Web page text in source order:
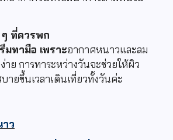
ๆ ที่ควรพก
มทามือ เพราะอากาศหนาวและลม
าย การทาระหว่างวันจะช่วยให้ผิว
ายขึ้นเวลาเดินเที่ยวทั้งวันค่ะ
ว